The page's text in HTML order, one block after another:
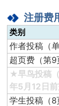
注册费
类别
作者投稿（
超页费（第9
★早鸟投稿
年5月12日前
学生投稿（8